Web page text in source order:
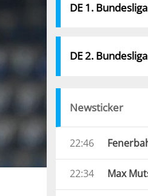
DE 1. Bundesliga
DE 2. Bundesliga
Newsticker
22:46
22:34